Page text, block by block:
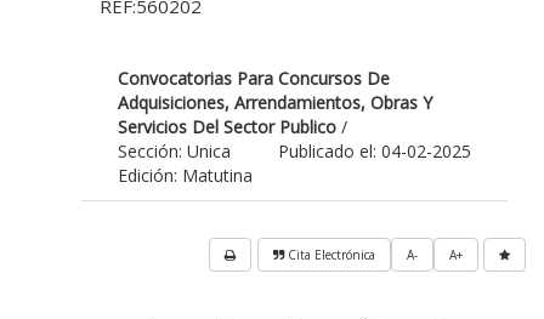
REF:560202
Convocatorias Para Concursos De
Adquisiciones, Arrendamientos, Obras Y
Servicios Del Sector Publico /
Publicado el: 04-02-2025
Sección: Unica
Edición: Matutina
A+
A-
Cita Electrónica